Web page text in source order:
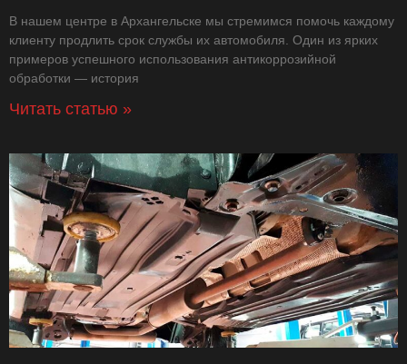
В нашем центре в Архангельске мы стремимся помочь каждому
клиенту продлить срок службы их автомобиля. Один из ярких
примеров успешного использования антикоррозийной
обработки — история
Читать статью »